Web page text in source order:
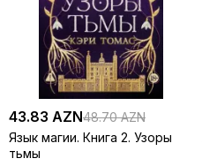
43.83 AZN48.70 AZN
Язык магии. Книга 2. Узоры
тьмы